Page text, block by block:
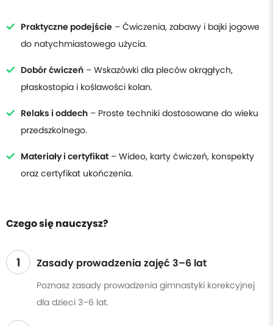
Praktyczne podejście – Ćwiczenia, zabawy i bajki jogowe
do natychmiastowego użycia.
Dobór ćwiczeń – Wskazówki dla pleców okrągłych,
płaskostopia i koślawości kolan.
Relaks i oddech – Proste techniki dostosowane do wieku
przedszkolnego.
Materiały i certyfikat – Wideo, karty ćwiczeń, konspekty
oraz certyfikat ukończenia.
Czego się nauczysz?
1 Zasady prowadzenia zajęć 3–6 lat
Poznasz zasady prowadzenia gimnastyki korekcyjnej
dla dzieci 3–6 lat.